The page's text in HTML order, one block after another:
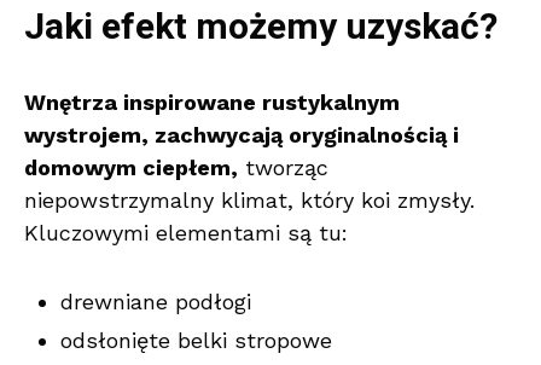
Jaki efekt możemy uzyskać?
Wnętrza inspirowane rustykalnym
wystrojem, zachwycają oryginalnością i
domowym ciepłem, tworząc
niepowstrzymalny klimat, który koi zmysły.
Kluczowymi elementami są tu:
drewniane podłogi
odsłonięte belki stropowe